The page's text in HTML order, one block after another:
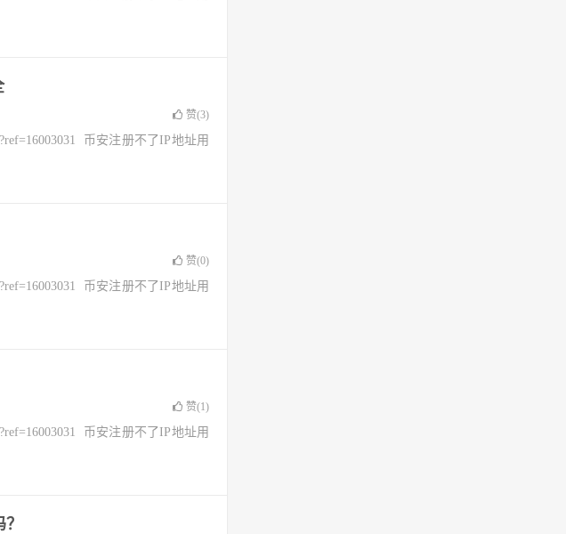
赞(3)
币安注册不了IP地址用
赞(0)
币安注册不了IP地址用
赞(1)
币安注册不了IP地址用